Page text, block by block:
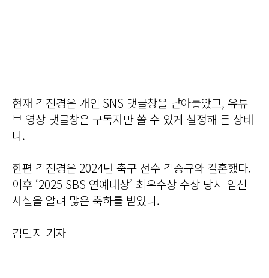
현재 김진경은 개인 SNS 댓글창을 닫아놓았고, 유튜
브 영상 댓글창은 구독자만 쓸 수 있게 설정해 둔 상태
다.
한편 김진경은 2024년 축구 선수 김승규와 결혼했다.
이후 ‘2025 SBS 연예대상’ 최우수상 수상 당시 임신
사실을 알려 많은 축하를 받았다.
김민지 기자